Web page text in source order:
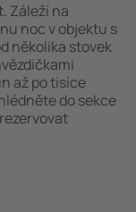
Záleží na
noc v objektu s
několika stovek
až po tisíce
do sekce